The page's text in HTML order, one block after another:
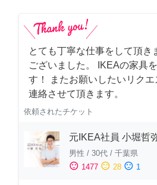
とても丁寧な仕事をして頂き
ございました。 IKEAの家具
す！ またお願いしたいリク
連絡させて頂きます。
依頼されたチケット
元IKEA社員 小堀哲
男性 / 30代 / 千葉県
sentiment_satisfied 1477 sentiment_neutral 28 sentiment_dissatisfied 1